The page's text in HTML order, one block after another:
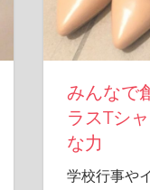
みんなで
ラスTシ
な力
学校行事や